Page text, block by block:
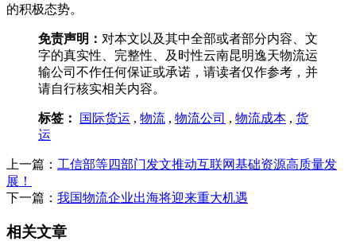
的积极态势。
免责声明： 对本文以及其中全部或者部分内容、文
字的真实性、完整性、及时性云南昆明逸天物流运
输公司不作任何保证或承诺，请读者仅作参考，并
请自行核实相关内容。
标签： 国际货运 , 物流 , 物流公司 , 物流成本 , 货
运
上一篇： 工信部等四部门发文推动互联网基础资源高质量发
展！
下一篇： 我国物流企业出海将迎来重大机遇
相关文章